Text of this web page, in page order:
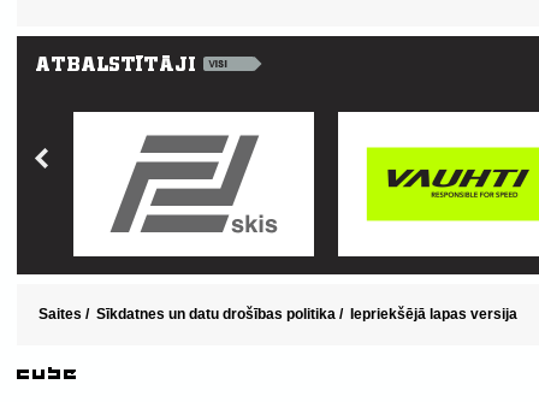
Saites / Sīkdatnes un datu drošības politika / Iepriekšējā lapas versija